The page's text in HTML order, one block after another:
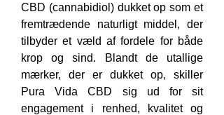
CBD (cannabidiol) dukket op som et
fremtrædende naturligt middel, der
tilbyder et væld af fordele for både
krop og sind. Blandt de utallige
mærker, der er dukket op, skiller
Pura Vida CBD sig ud for sit
engagement i renhed, kvalitet og